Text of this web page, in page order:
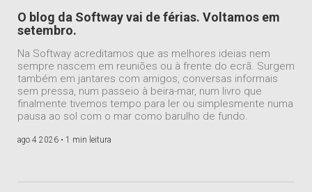
O blog da Softway vai de férias. Voltamos em
setembro.
Na Softway acreditamos que as melhores ideias nem
sempre nascem em reuniões ou à frente do ecrã. Surgem
também em jantares com amigos, conversas informais
sem pressa, num passeio à beira-mar, num livro que
finalmente tivemos tempo para ler ou simplesmente numa
pausa ao sol com o mar como barulho de fundo.
ago 4 2026 • 1 min leitura